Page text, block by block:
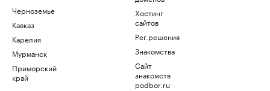
Черноземье
Кавказ
Карелия
Мурманск
Приморский
край
Хостинг
сайтов
Рег.решения
Знакомства
Сайт
знакомств
podbor.ru